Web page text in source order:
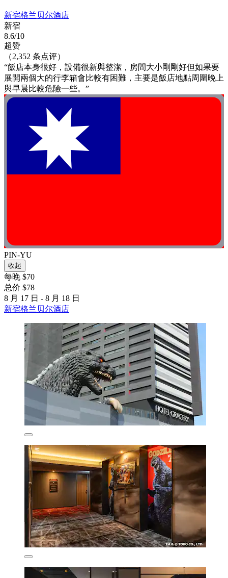
新宿格兰贝尔酒店
新宿
8.6/10
超赞
（2,352 条点评）
“飯店本身很好，設備很新與整潔，房間大小剛剛好但如果要
展開兩個大的行李箱會比較有困難，主要是飯店地點周圍晚上
與早晨比較危險一些。”
PIN-YU
收起
每晚 $70
总价 $78
8 月 17 日 - 8 月 18 日
新宿格兰贝尔酒店